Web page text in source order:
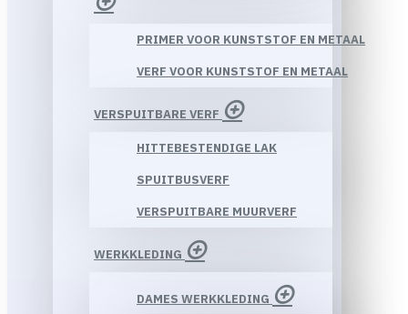
PRIMER VOOR KUNSTSTOF EN METAAL
VERF VOOR KUNSTSTOF EN METAAL
VERSPUITBARE VERF
HITTEBESTENDIGE LAK
SPUITBUSVERF
VERSPUITBARE MUURVERF
WERKKLEDING
DAMES WERKKLEDING